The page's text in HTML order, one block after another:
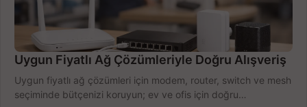
Uygun Fiyatlı Ağ Çözümleriyle Doğru Alışveriş
Uygun fiyatlı ağ çözümleri için modem, router, switch ve mesh
seçiminde bütçenizi koruyun; ev ve ofis için doğru